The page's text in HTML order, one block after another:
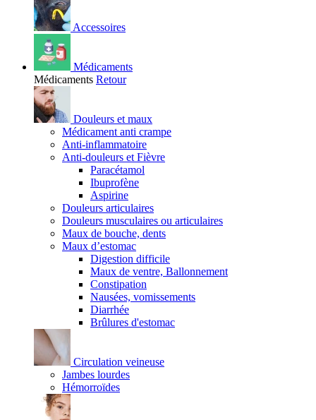
Accessoires
Médicaments
Médicaments Retour
Douleurs et maux
Médicament anti crampe
Anti-inflammatoire
Anti-douleurs et Fièvre
Paracétamol
Ibuprofène
Aspirine
Douleurs articulaires
Douleurs musculaires ou articulaires
Maux de bouche, dents
Maux d’estomac
Digestion difficile
Maux de ventre, Ballonnement
Constipation
Nausées, vomissements
Diarrhée
Brûlures d'estomac
Circulation veineuse
Jambes lourdes
Hémorroïdes